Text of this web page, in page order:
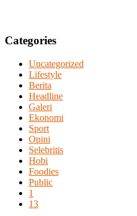
Categories
Uncategorized
Lifestyle
Berita
Headline
Galeri
Ekonomi
Sport
Opini
Selebritis
Hobi
Foodies
Public
1
13